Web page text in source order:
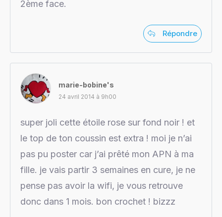
2ème face.
Répondre
marie-bobine's
24 avril 2014 à 9h00
super joli cette étoile rose sur fond noir ! et
le top de ton coussin est extra ! moi je n’ai
pas pu poster car j’ai prêté mon APN à ma
fille. je vais partir 3 semaines en cure, je ne
pense pas avoir la wifi, je vous retrouve
donc dans 1 mois. bon crochet ! bizzz